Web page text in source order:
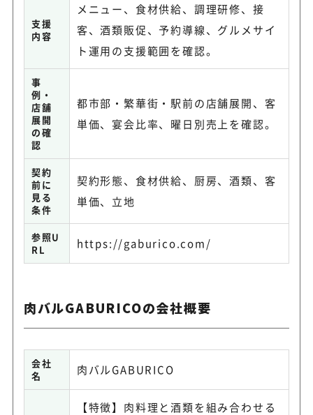
支援
内容
メニュー、食材供給、調理研修、接
客、酒類販促、予約導線、グルメサイ
ト運用の支援範囲を確認。
事
例・
店舗
展開
の確
認
都市部・繁華街・駅前の店舗展開、客
単価、宴会比率、曜日別売上を確認。
契約
前に
見る
条件
契約形態、食材供給、厨房、酒類、客
単価、立地
参照U
RL
https://gaburico.com/
肉バルGABURICOの会社概要
会社
名
肉バルGABURICO
【特徴】肉料理と酒類を組み合わせる